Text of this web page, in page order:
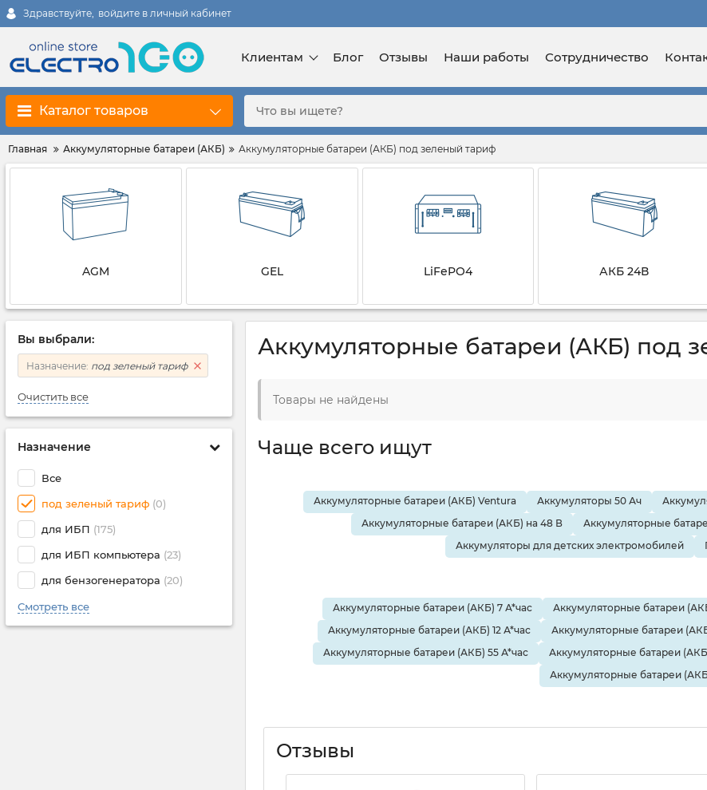
Здравствуйте, войдите в личный кабинет
Клиентам Блог Отзывы Наши работы Сотрудничество
Каталог товаров
Главная Аккумуляторные батареи (АКБ) Аккумуляторные батареи (АКБ) под зеленый тариф
AGM GEL LiFePO4 АКБ 24В
Вы выбрали:
Назначение: под зеленый тариф
Очистить все
Назначение
Все
под зеленый тариф (0)
для ИБП (175)
для ИБП компьютера (23)
для бензогенератора (20)
Смотреть все
Аккумуляторные батареи (АКБ) под
Товары не найдены
Чаще всего ищут
Аккумуляторные батареи (АКБ) Ventura Аккумуляторы 50 Ач
Аккумуляторные батареи (АКБ) на 48 В
Аккумуляторные
Аккумуляторы для детских электромобилей
Аккумуляторные батареи (АКБ) 7 А*час Аккумуляторные батареи
Аккумуляторные батареи (АКБ) 12 А*час
Аккумуляторные батареи
Аккумуляторные батареи (АКБ) 55 А*час
Аккумуляторные батареи
Аккумуляторные батареи
Отзывы